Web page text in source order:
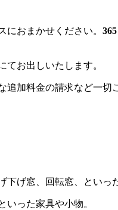
におまかせください。
お出しいたします。
追加料金の請求など一切
げ窓、回転窓、といっ
った家具や小物。